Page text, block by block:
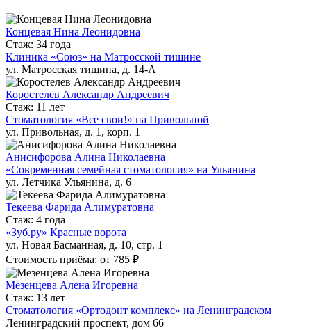
Концевая Нина Леонидовна
Стаж: 34 года
Клиника «Союз» на Матросской тишине
ул. Матросская тишина, д. 14-А
Коростелев Александр Андреевич
Стаж: 11 лет
Стоматология «Все свои!» на Привольной
ул. Привольная, д. 1, корп. 1
Анисифорова Алина Николаевна
«Современная семейная стоматология» на Ульянина
ул. Летчика Ульянина, д. 6
Текеева Фарида Алимуратовна
Стаж: 4 года
«Зуб.ру» Красные ворота
ул. Новая Басманная, д. 10, стр. 1
Стоимость приёма: от 785 ₽
Мезенцева Алена Игоревна
Стаж: 13 лет
Стоматология «Ортодонт комплекс» на Ленинградском
Ленинградский проспект, дом 66